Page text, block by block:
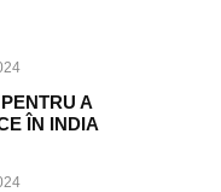
A
ÎN INDIA